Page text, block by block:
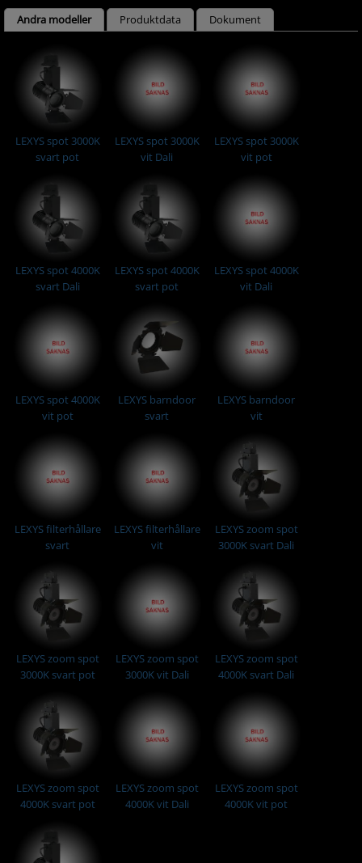
Andra modeller Produktdata Dokument
LEXYS spot 3000K
svart pot
LEXYS spot 3000K
vit Dali
LEXYS spot 3000K
vit pot
LEXYS spot 4000K
svart Dali
LEXYS spot 4000K
svart pot
LEXYS spot 4000K
vit Dali
LEXYS spot 4000K
vit pot
LEXYS barndoor
svart
LEXYS barndoor
vit
LEXYS filterhållare
svart
LEXYS filterhållare
vit
LEXYS zoom spot
3000K svart Dali
LEXYS zoom spot
3000K svart pot
LEXYS zoom spot
3000K vit Dali
LEXYS zoom spot
4000K svart Dali
LEXYS zoom spot
4000K svart pot
LEXYS zoom spot
4000K vit Dali
LEXYS zoom spot
4000K vit pot